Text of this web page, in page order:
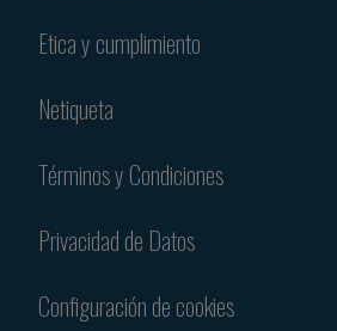
Etica y cumplimiento
Netiqueta
Términos y Condiciones
Privacidad de Datos
Configuración de cookies